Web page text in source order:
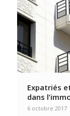
Expatriés
dans
6 octobre 2017